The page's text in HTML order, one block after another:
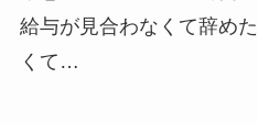
給与が見合わなくて辞め
くて…